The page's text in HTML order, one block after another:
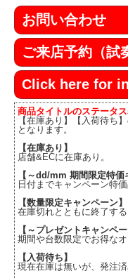
お問い合わせ
ご来店予約（試
Click here for
商品タイトルのステータ
【在庫あり】【入荷待ち
となります。
【在庫あり】
店舗&ECに在庫あり。
【～dd/mm 期間限定特価
日付までキャンペーン特
【数量限定キャンペーン】
在庫切れとともに終了す
【～プレゼントキャンペー
期間や台数限定でお得な
【入荷待ち】
現在在庫は無いが、発注